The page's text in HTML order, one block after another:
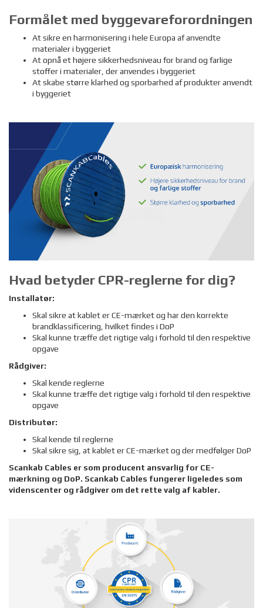
Formålet med byggevareforordningen
At sikre en harmonisering i hele Europa af anvendte
materialer i byggeriet
At opnå et højere sikkerhedsniveau for brand og farlige
stoffer i materialer, der anvendes i byggeriet
At skabe større klarhed og sporbarhed af produkter anvendt
i byggeriet
Hvad betyder CPR-reglerne for dig?
Installatør:
Skal sikre at kablet er CE-mærket og har den korrekte
brandklassificering, hvilket findes i DoP
Skal kunne træffe det rigtige valg i forhold til den respektive
opgave
Rådgiver:
Skal kende reglerne
Skal kunne træffe det rigtige valg i forhold til den respektive
opgave
Distributør:
Skal kende til reglerne
Skal sikre sig, at kablet er CE-mærket og der medfølger DoP
Scankab Cables er som producent ansvarlig for CE-
mærkning og DoP. Scankab Cables fungerer ligeledes som
videnscenter og rådgiver om det rette valg af kabler.